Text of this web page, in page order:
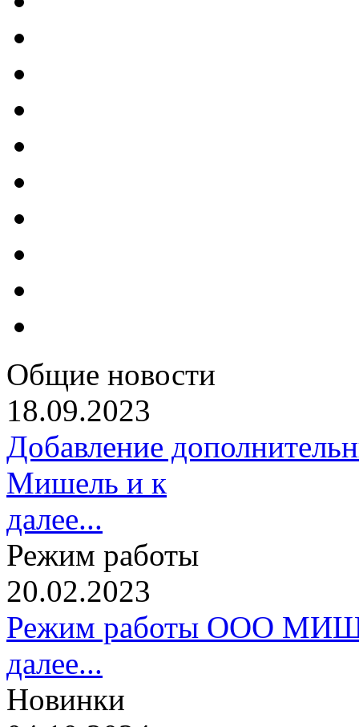
Общие новости
18.09.2023
Добавление
Мишель и к
далее...
Режим работы
20.02.2023
Режим работы ООО
далее...
Новинки